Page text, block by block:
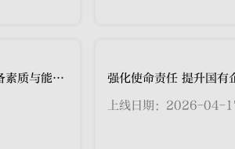
国有企业基层党组织书记必备素质与能力提升：把抓好党建作为最大的政绩（1）